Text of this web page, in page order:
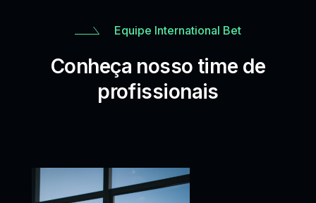
Equipe International Bet
Conheça nosso time de
profissionais